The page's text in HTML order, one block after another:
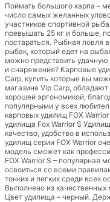
Поймать большого карпа –
число самых желанных
участников спортивной
превышать 25 кг и больше,
постараться. Рыбная ловля
рыбак, который едет на
можно представить удачную
и снаряжения? Карповые
Carp, купить которые вы
магазине Vip Carp,
хорошей эргономикой,
популярными у всех
карповых удилищ FOX
удилища Fox Warrior S
качество, удобство в
удилищ серии FOX Warrior
модель сможет как
FOX Warrior S – популярная
освоиться со всеми
тонких и легких среди всех
Выполнено из качественных
Цвет удилища – черный.